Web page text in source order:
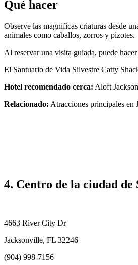
Qué hacer
Observe las magníficas criaturas desde
animales como caballos, zorros y pizotes.
Al reservar una visita guiada, puede
El Santuario de Vida Silvestre Catty
Hotel recomendado cerca: Aloft
Relacionado: Atracciones principales en
4. Centro de la ciudad de
4663 River City Dr
Jacksonville, FL 32246
(904) 998-7156